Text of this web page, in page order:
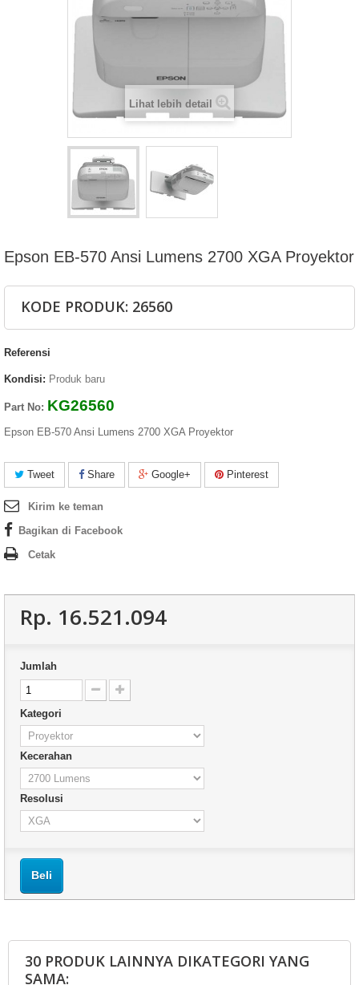
Lihat lebih detail
Epson EB-570 Ansi Lumens 2700 XGA Proyektor
KODE PRODUK: 26560
Referensi
Kondisi: Produk baru
Part No: KG26560
Epson EB-570 Ansi Lumens 2700 XGA Proyektor
Tweet Share Google+ Pinterest
Kirim ke teman
Bagikan di Facebook
Cetak
Rp‎. 16.521.094
Jumlah
Kategori
Kecerahan
Resolusi
Beli
30 PRODUK LAINNYA DIKATEGORI YANG
SAMA: